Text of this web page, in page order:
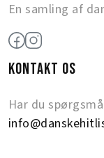
En samling af
KONTAKT OS
Har du